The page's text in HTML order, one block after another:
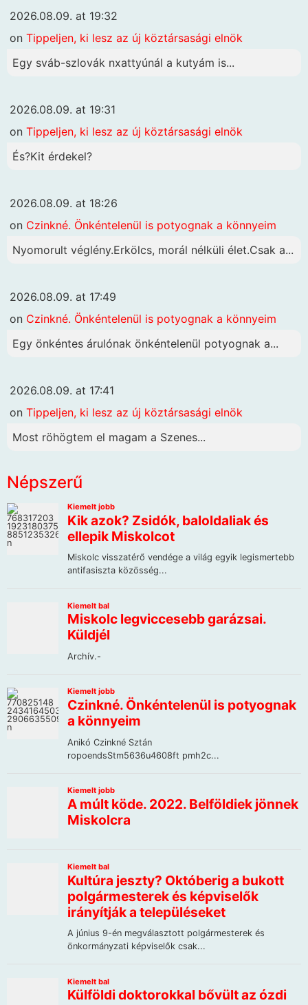
2026.08.09. at 19:32
on Tippeljen, ki lesz az új köztársasági elnök
Egy sváb-szlovák nxattyúnál a kutyám is...
2026.08.09. at 19:31
on Tippeljen, ki lesz az új köztársasági elnök
És?Kit érdekel?
2026.08.09. at 18:26
on Czinkné. Önkéntelenül is potyognak a könnyeim
Nyomorult véglény.Erkölcs, morál nélküli élet.Csak a...
2026.08.09. at 17:49
on Czinkné. Önkéntelenül is potyognak a könnyeim
Egy önkéntes árulónak önkéntelenül potyognak a...
2026.08.09. at 17:41
on Tippeljen, ki lesz az új köztársasági elnök
Most röhögtem el magam a Szenes...
Népszerű